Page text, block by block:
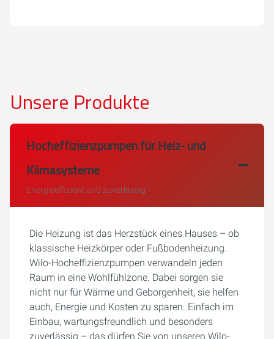
Unsere Produkte
Hocheffizienzpumpen für Heiz- und
Klimasysteme
Energieeffizient und zuverlässig
Die Heizung ist das Herzstück eines Hauses – ob
klassische Heizkörper oder Fußbodenheizung.
Wilo-Hocheffizienzpumpen verwandeln jeden
Raum in eine Wohlfühlzone. Dabei sorgen sie
nicht nur für Wärme und Geborgenheit, sie helfen
auch, Energie und Kosten zu sparen. Einfach im
Einbau, wartungsfreundlich und besonders
zuverlässig – das dürfen Sie von unseren Wilo-